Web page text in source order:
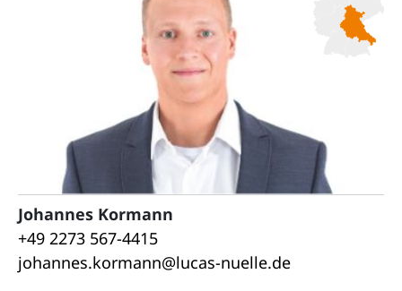
Johannes Kormann
+49 2273 567-4415
johannes.kormann@lucas-nuelle.de